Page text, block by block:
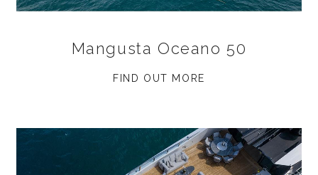
Mangusta Oceano 50
FIND OUT MORE